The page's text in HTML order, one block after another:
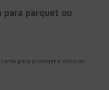
para parquet ou
canto para proteger e decorar